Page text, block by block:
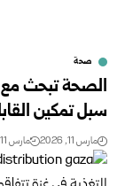
صحة
الصحة تبحث مع
سبل تمكين
مارس 11, 2026 مارس 11, 2026